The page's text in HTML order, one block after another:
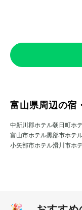
富山県周辺の宿
中新川郡ホテル朝日町ホ
富山市ホテル黒部市ホテ
小矢部市ホテル滑川市ホ